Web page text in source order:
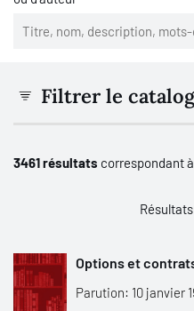
Filtrer le
3461 résultats correspondant
Options et
Parution: 10 janvier